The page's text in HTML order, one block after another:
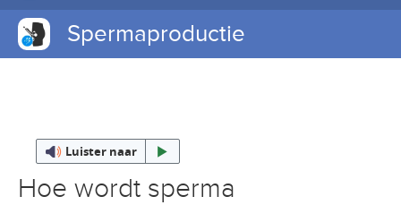
Spermaproductie
Luister naar
Hoe wordt sperma